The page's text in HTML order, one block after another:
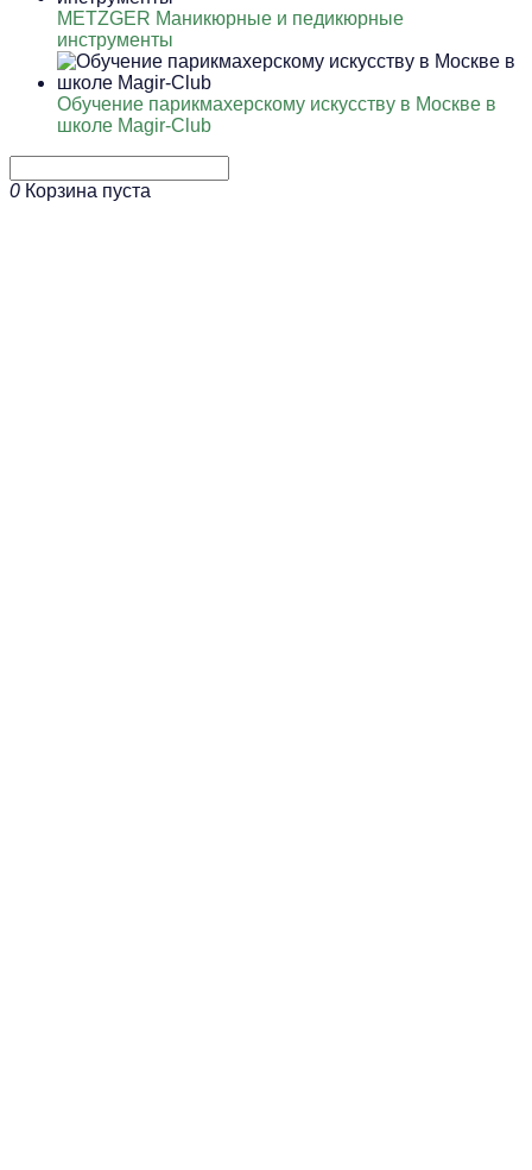
METZGER Маникюрные и педикюрные
инструменты
Обучение парикмахерскому искусству в Москве в
школе Magir-Club
0 Корзина пуста